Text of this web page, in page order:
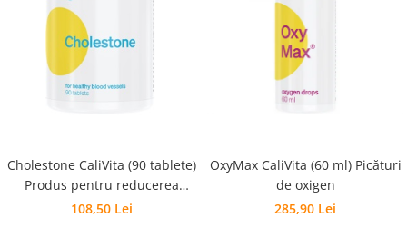
Pentru copii
Pentru femei
Pentru seniori
Slabit
Cholestone CaliVita (90 tablete)
Produs pentru reducerea
colesteroluli
108,50 Lei
OxyMax CaliVita (60 ml) Picături
de oxigen
285,90 Lei